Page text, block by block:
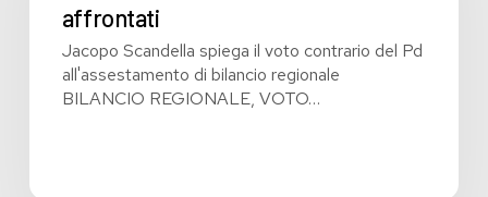
affrontati
affrontati
Jacopo Scandella spiega il voto contrario del Pd
all'assestamento di bilancio regionale
BILANCIO REGIONALE, VOTO…